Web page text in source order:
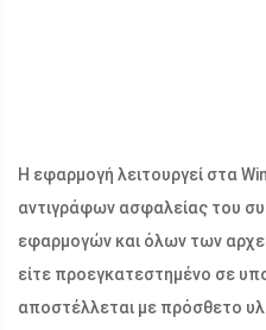
Η εφαρμογή λειτουργεί στα
αντιγράφων ασφαλείας του
εφαρμογών και όλων των
είτε προεγκατεστημένο σε
αποστέλλεται με πρόσθετο